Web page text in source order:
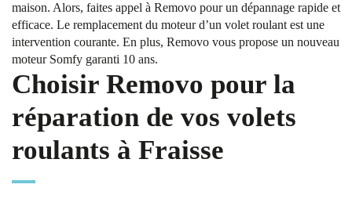
maison. Alors, faites appel à Removo pour un dépannage rapide et
efficace. Le remplacement du moteur d’un volet roulant est une
intervention courante. En plus, Removo vous propose un nouveau
moteur Somfy garanti 10 ans.
Choisir Removo pour la
réparation de vos volets
roulants à Fraisse